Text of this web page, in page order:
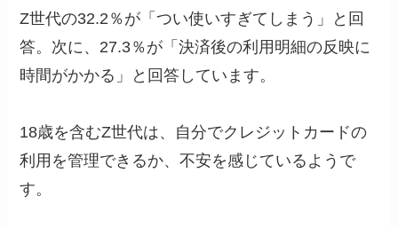
Z世代の32.2％が「つい使いすぎてしまう」と回
答。次に、27.3％が「決済後の利用明細の反映に
時間がかかる」と回答しています。
18歳を含むZ世代は、自分でクレジットカードの
利用を管理できるか、不安を感じているようで
す。